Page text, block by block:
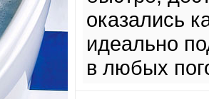
оказались
идеально
в любых